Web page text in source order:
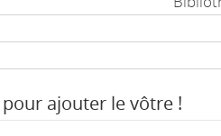
ajouter le vôtre !